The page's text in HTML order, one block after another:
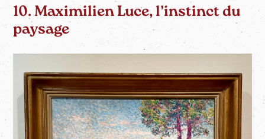
10. Maximilien Luce, l’instinct du
paysage